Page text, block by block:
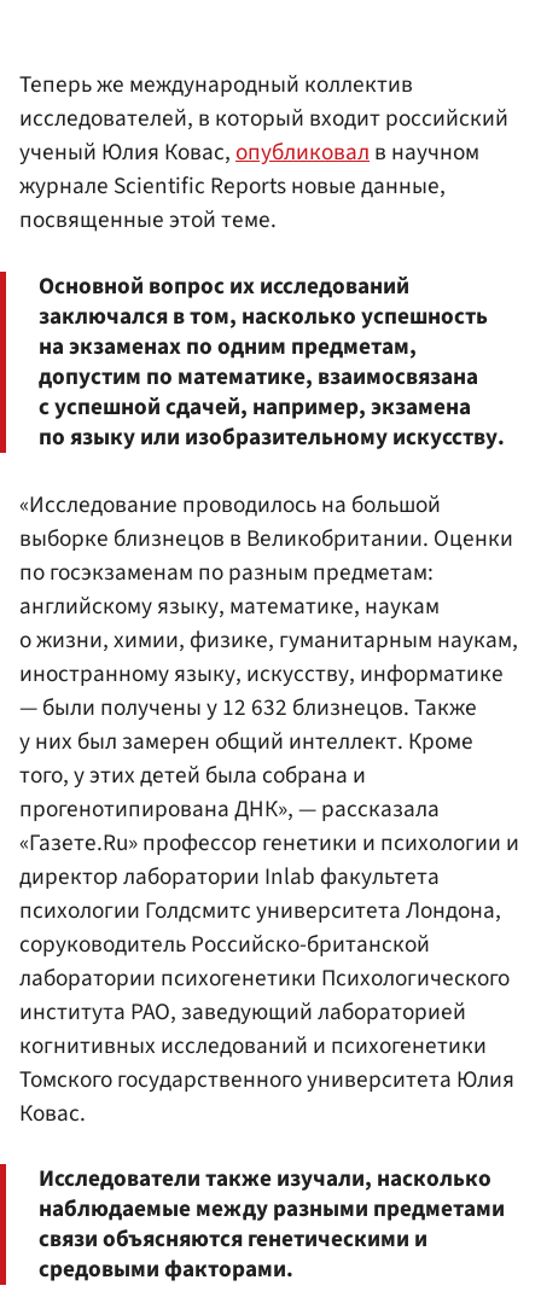
Теперь же международный коллектив
исследователей, в который входит российский
ученый Юлия Ковас,опубликовалв научном
журнале Scientific Reports новые данные,
посвященные этой теме.
Основной вопрос их исследований
заключался в том, насколько успешность
на экзаменах по одним предметам,
допустим по математике, взаимосвязана
с успешной сдачей, например, экзамена
по языку или изобразительному искусству.
«Исследование проводилось на большой
выборке близнецов в Великобритании. Оценки
по госэкзаменам по разным предметам:
английскому языку, математике, наукам
о жизни, химии, физике, гуманитарным наукам,
иностранному языку, искусству, информатике
— были получены у 12 632 близнецов. Также
у них был замерен общий интеллект. Кроме
того, у этих детей была собрана и
прогенотипирована ДНК», — рассказала
«Газете.Ru» профессор генетики и психологии и
директор лаборатории Inlab факультета
психологии Голдсмитс университета Лондона,
соруководитель Российско-британской
лаборатории психогенетики Психологического
института РАО, заведующий лабораторией
когнитивных исследований и психогенетики
Томского государственного университета Юлия
Ковас.
Исследователи также изучали, насколько
наблюдаемые между разными предметами
связи объясняются генетическими и
средовыми факторами.